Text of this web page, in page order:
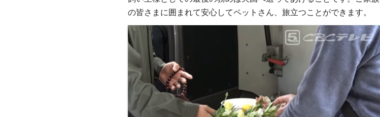
の皆さまに囲まれて安心してペットさん、旅立つことができます。